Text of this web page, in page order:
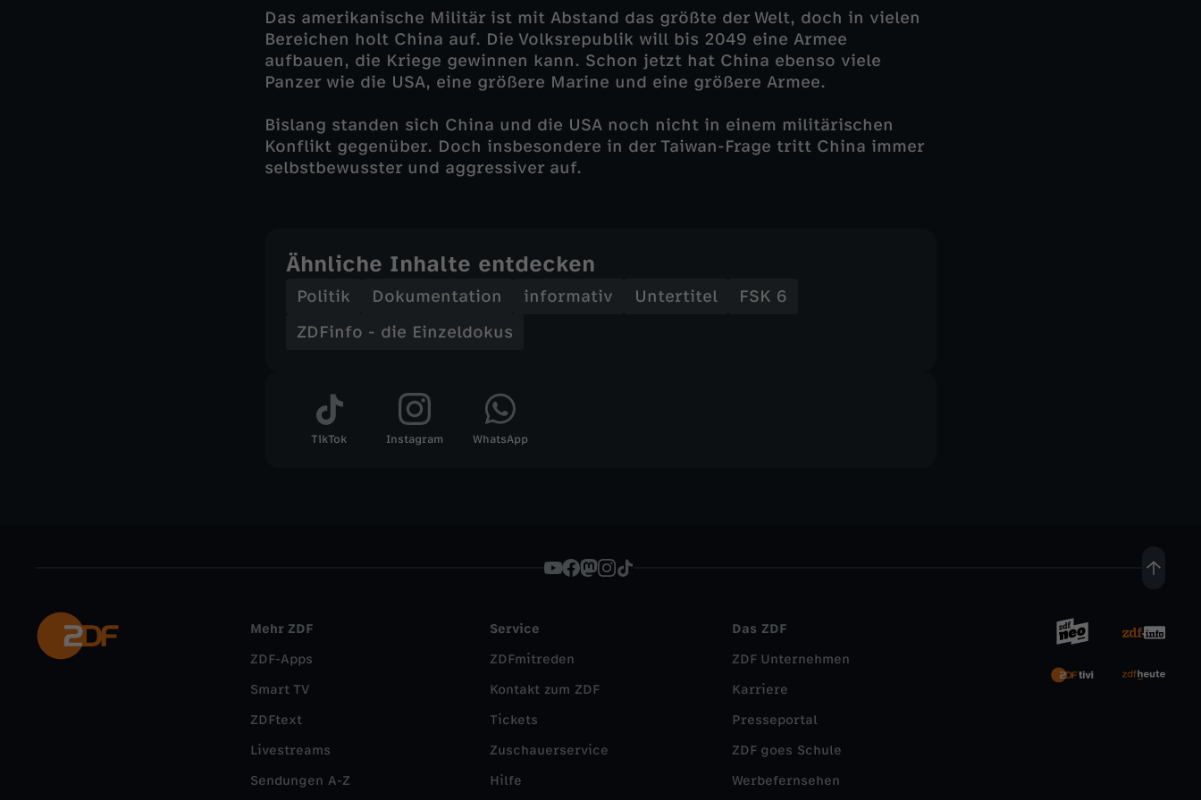
Das amerikanische Militär ist mit Abstand das größte der Welt, doch in vielen
Bereichen holt China auf. Die Volksrepublik will bis 2049 eine Armee
aufbauen, die Kriege gewinnen kann. Schon jetzt hat China ebenso viele
Panzer wie die USA, eine größere Marine und eine größere Armee.
Bislang standen sich China und die USA noch nicht in einem militärischen
Konflikt gegenüber. Doch insbesondere in der Taiwan-Frage tritt China immer
selbstbewusster und aggressiver auf.
Ähnliche Inhalte entdecken
Politik Dokumentation informativ Untertitel
FSK 6
ZDFinfo - die Einzeldokus
TikTok Instagram WhatsApp
Mehr ZDF
ZDF-Apps
Smart TV
ZDFtext
Livestreams
Sendungen A-Z
Service
ZDFmitreden
Kontakt zum ZDF
Tickets
Zuschauerservice
Hilfe
Das ZDF
ZDF Unternehmen
Karriere
Presseportal
ZDF goes Schule
Werbefernsehen